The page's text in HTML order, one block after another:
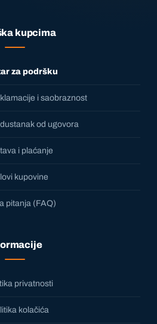
kupcima
za podršku
i saobraznost
od ugovora
i plaćanje
kupovine
pitanja (FAQ)
privatnosti
kolačića